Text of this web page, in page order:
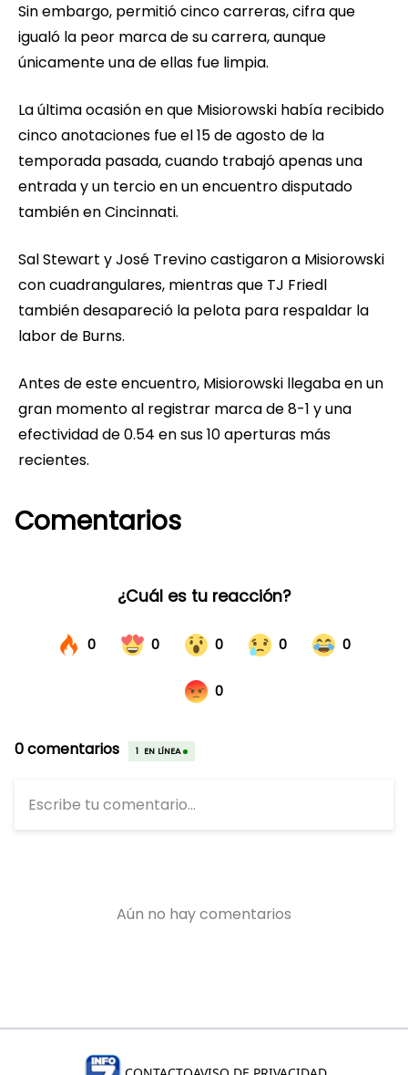
Sin embargo, permitió cinco carreras, cifra que
igualó la peor marca de su carrera, aunque
únicamente una de ellas fue limpia.
La última ocasión en que Misiorowski había recibido
cinco anotaciones fue el 15 de agosto de la
temporada pasada, cuando trabajó apenas una
entrada y un tercio en un encuentro disputado
también en Cincinnati.
Sal Stewart y José Trevino castigaron a Misiorowski
con cuadrangulares, mientras que TJ Friedl
también desapareció la pelota para respaldar la
labor de Burns.
Antes de este encuentro, Misiorowski llegaba en un
gran momento al registrar marca de 8-1 y una
efectividad de 0.54 en sus 10 aperturas más
recientes.
Comentarios